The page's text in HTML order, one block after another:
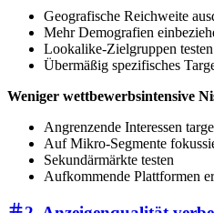
Geografische Reichweite
Mehr Demografien
Lookalike-Zielgruppen testen
Übermäßig spezifisches
Weniger wettbewerbsintensive
Angrenzende Interessen
Auf Mikro-Segmente
Sekundärmärkte testen
Aufkommende Plattformen